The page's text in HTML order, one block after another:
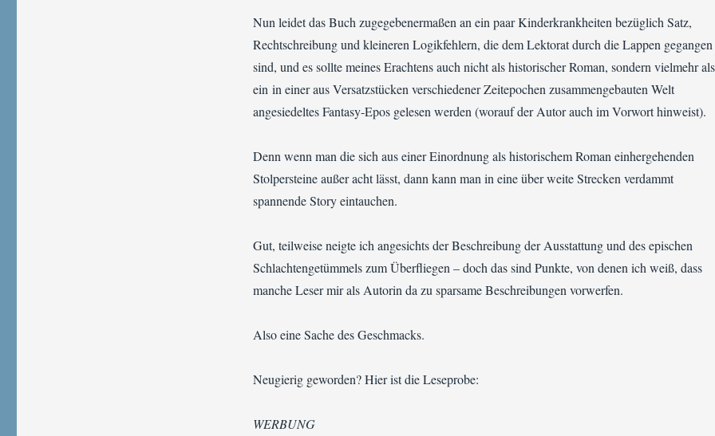
Nun leidet das Buch zugegebenermaßen an ein paar Kinderkrankheiten bezüglich Satz,
Rechtschreibung und kleineren Logikfehlern, die dem Lektorat durch die Lappen gegangen
sind, und es sollte meines Erachtens auch nicht als historischer Roman, sondern vielmehr als
ein in einer aus Versatzstücken verschiedener Zeitepochen zusammengebauten Welt
angesiedeltes Fantasy-Epos gelesen werden (worauf der Autor auch im Vorwort hinweist).
Denn wenn man die sich aus einer Einordnung als historischem Roman einhergehenden
Stolpersteine außer acht lässt, dann kann man in eine über weite Strecken verdammt
spannende Story eintauchen.
Gut, teilweise neigte ich angesichts der Beschreibung der Ausstattung und des epischen
Schlachtengetümmels zum Überfliegen – doch das sind Punkte, von denen ich weiß, dass
manche Leser mir als Autorin da zu sparsame Beschreibungen vorwerfen.
Also eine Sache des Geschmacks.
Neugierig geworden? Hier ist die Leseprobe:
WERBUNG